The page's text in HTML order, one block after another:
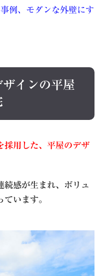
例、モダンな外壁にす
ザインの平屋
採用した、平屋のデザ
続感が生まれ、ボリュ
います。